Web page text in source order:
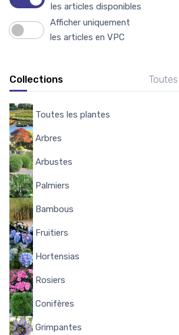
les articles disponibles
Afficher uniquement
les articles en VPC
Collections
Toutes les plantes
Arbres
Arbustes
Palmiers
Bambous
Fruitiers
Hortensias
Rosiers
Conifères
Grimpantes